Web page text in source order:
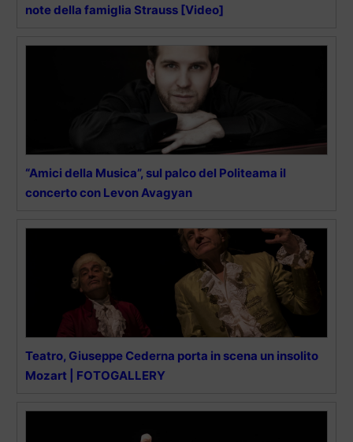
note della famiglia Strauss [Video]
“Amici della Musica”, sul palco del Politeama il
concerto con Levon Avagyan
Teatro, Giuseppe Cederna porta in scena un insolito
Mozart | FOTOGALLERY